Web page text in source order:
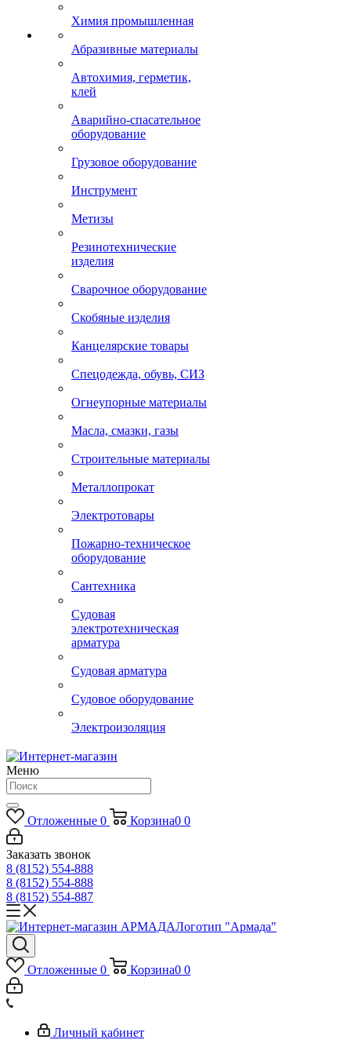
Химия промышленная
Абразивные материалы
Автохимия, герметик,
клей
Аварийно-спасательное
оборудование
Грузовое оборудование
Инструмент
Метизы
Резинотехнические
изделия
Сварочное оборудование
Скобяные изделия
Канцелярские товары
Спецодежда, обувь, СИЗ
Огнеупорные материалы
Масла, смазки, газы
Строительные материалы
Металлопрокат
Электротовары
Пожарно-техническое
оборудование
Сантехника
Судовая
электротехническая
арматура
Судовая арматура
Судовое оборудование
Электроизоляция
Меню
Отложенные 0 Корзина0 0
Заказать звонок
8 (8152) 554-888
8 (8152) 554-888
8 (8152) 554-887
Логотип "Армада"
Отложенные 0 Корзина0 0
Личный кабинет